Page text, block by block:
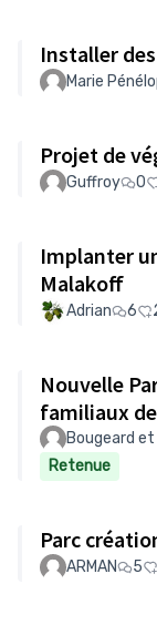
Installer
Marie
Projet de
Guffroy 0
Implanter
Malakoff
Adrian 6
Nouvelle
familiaux
Bougeard
Retenue
Parc
ARMAN 5